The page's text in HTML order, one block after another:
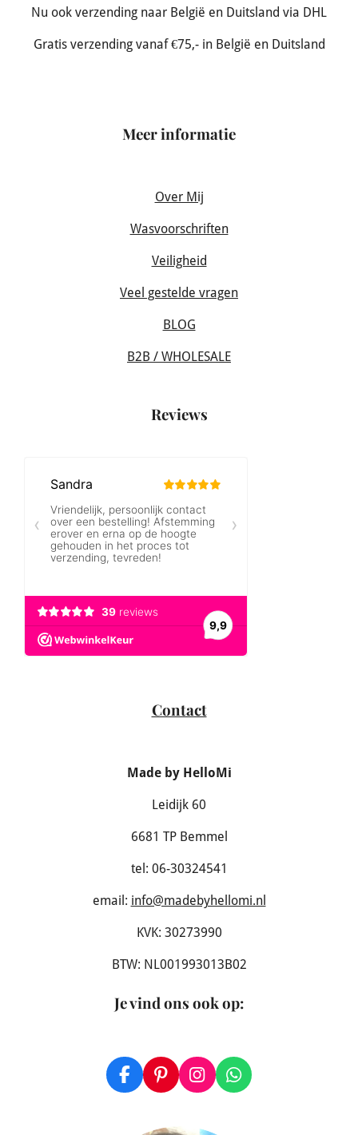
Nu ook verzending naar België en Duitsland via DHL
Gratis verzending vanaf €75,- in België en Duitsland
Meer informatie
Over Mij
Wasvoorschriften
Veiligheid
Veel gestelde vragen
BLOG
B2B / WHOLESALE
Reviews
Contact
Made by HelloMi
Leidijk 60
6681 TP Bemmel
tel: 06-30324541
email: info@madebyhellomi.nl
KVK: 30273990
BTW: NL001993013B02
Je vind ons ook op:
F
a
P
i
t
I
n
t
W
h